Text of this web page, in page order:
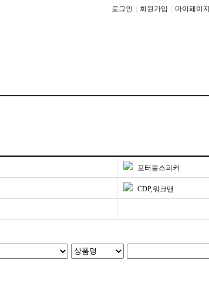
로그인 회원가입 마이페이지
포터블스피커
CDP,워크맨